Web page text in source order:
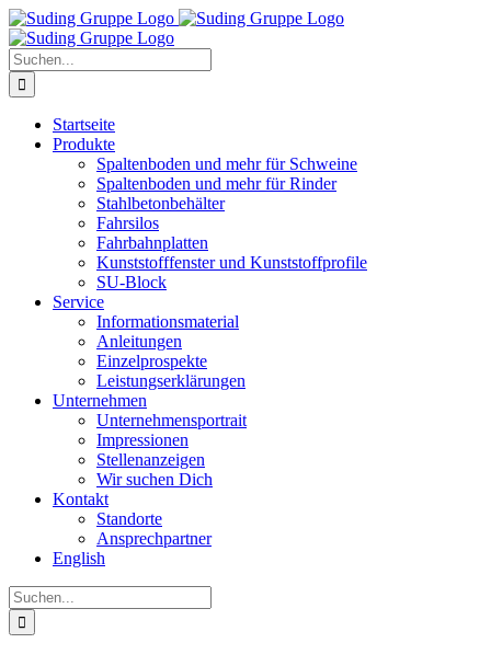
Zum
Inhalt
springen
Suche
nach:
Startseite
Produkte
Spaltenboden und mehr für Schweine
Spaltenboden und mehr für Rinder
Stahlbetonbehälter
Fahrsilos
Fahrbahnplatten
Kunststofffenster und Kunststoffprofile
SU-Block
Service
Informationsmaterial
Anleitungen
Einzelprospekte
Leistungserklärungen
Unternehmen
Unternehmensportrait
Impressionen
Stellenanzeigen
Wir suchen Dich
Kontakt
Standorte
Ansprechpartner
English
Suche
nach: